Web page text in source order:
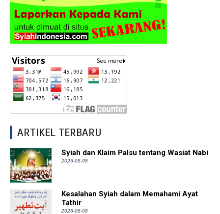
ARTIKEL TERBARU
Syiah dan Klaim Palsu tentang Wasiat Nabi
2026-08-08
Kesalahan Syiah dalam Memahami Ayat
Tathir
2026-08-08